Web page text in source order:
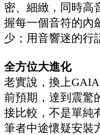
密、細緻，同時高
握每一個音符的內
少；用音響迷的行
全方位大進化
老實說，換上
前預期，達到震驚
接比較，不是單純
筆者中途懷疑安裝